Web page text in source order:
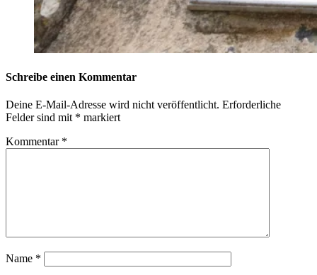
Schreibe einen Kommentar
Deine E-Mail-Adresse wird nicht veröffentlicht. Erforderliche
Felder sind mit * markiert
Kommentar *
Name *